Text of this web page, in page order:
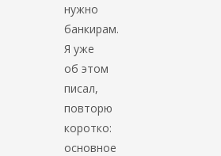
нужно
банкирам.
Я уже
об этом
писал,
повторю
коротко:
основное